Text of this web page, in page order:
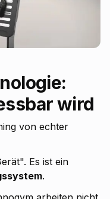
wird
von echter
Es ist ein
.